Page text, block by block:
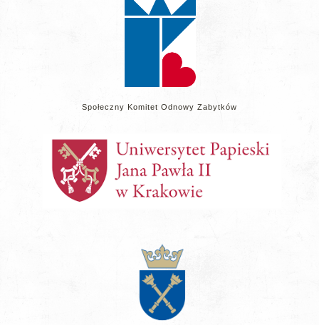
Społeczny Komitet Odnowy Zabytków